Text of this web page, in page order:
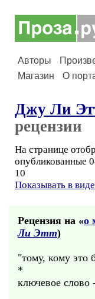
Авторы
Магазин
О
Джу Ли
рецензии
На странице
опубликованные
10
Показывать в
Рецензия на «о
Ли Этт)
"тому, кому это
*
ключевое слово